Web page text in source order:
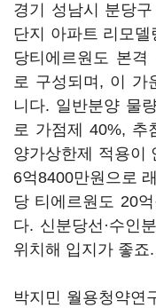
경기 성남시 분당
단지 아파트 리모
당티에르원도 본
로 구성되며, 이 가
니다. 일반분양 물
로 가점제 40%, 추
양가상한제 적용이
6억8400만원으로
당 티에르원도 20
다. 신분당선·수인
위치해 입지가 좋죠.
박지민 월용청약연